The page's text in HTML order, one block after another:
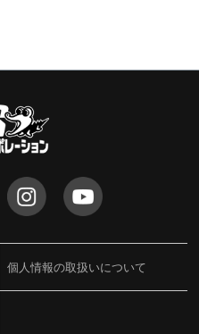
個人情報の取扱いについて